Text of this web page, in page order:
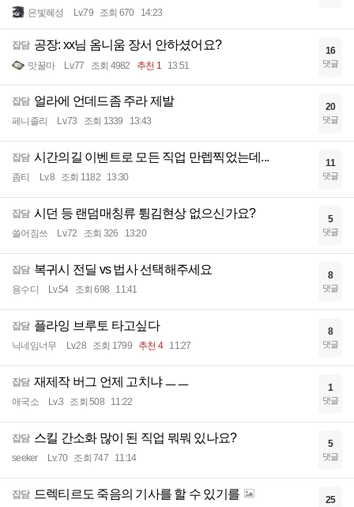
은빛혜성 Lv.79 조회 670 14:23
잡담 공장: xx님 옴니움 장서 안하셨어요?
맛꿀마 Lv.77 조회 4982 추천 1 13:51
16
댓글
잡담 얼라에 언데드좀 주라 제발
페니졸리 Lv.73 조회 1339 13:43
20
댓글
잡담 시간의길 이벤트로 모든 직업 만렙찍었는데...
좀티 Lv.8 조회 1182 13:30
11
댓글
잡담 시던 등 랜덤매칭류 튕김현상 없으신가요?
쓸어짐쓰 Lv.72 조회 326 13:20
5
댓글
잡담 복귀시 전딜 vs 법사 선택해주세요
용수디 Lv.54 조회 698 11:41
8
댓글
잡담 플라잉 브루토 타고싶다
닉네임너무 Lv.28 조회 1799 추천 4 11:27
8
댓글
잡담 재제작 버그 언제 고치냐 ㅡㅡ
애국소 Lv.3 조회 508 11:22
1
댓글
잡담 스킬 간소화 많이 된 직업 뭐뭐 있나요?
seeker Lv.70 조회 747 11:14
5
댓글
잡담 드렉티르도 죽음의 기사를 할 수 있기를 25